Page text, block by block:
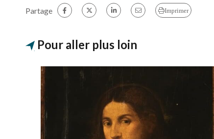
Partage Imprimer
Pour aller plus loin